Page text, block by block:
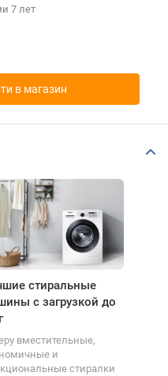
7 лет
в магазин
стиральные
с загрузкой до
вместительные,
и
стиралки